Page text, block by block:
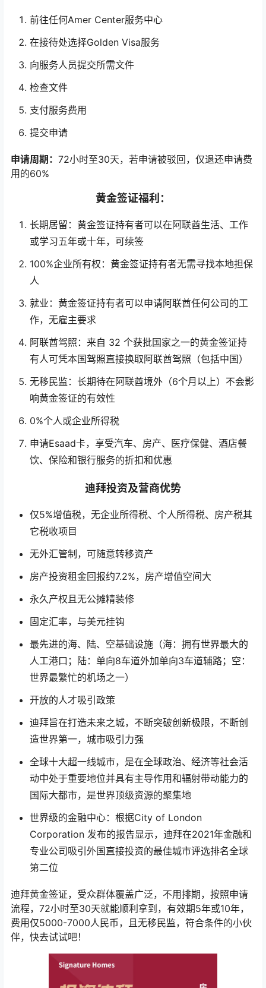
前往任何Amer Center服务中心
在接待处选择Golden Visa服务
向服务人员提交所需文件
检查文件
支付服务费用
提交申请
申请周期： 72小时至30天，若申请被驳回，仅退还申请费
用的60%
黄金签证福利：
长期居留：黄金签证持有者可以在阿联酋生活、工作
或学习五年或十年，可续签
100%企业所有权：黄金签证持有者无需寻找本地担保
人
就业：黄金签证持有者可以申请阿联酋任何公司的工
作，无雇主要求
阿联酋驾照：来自 32 个获批国家之一的黄金签证持
有人可凭本国驾照直接换取阿联酋驾照（包括中国）
无移民监：长期待在阿联酋境外（6个月以上）不会影
响黄金签证的有效性
0%个人或企业所得税
申请Esaad卡，享受汽车、房产、医疗保健、酒店餐
饮、保险和银行服务的折扣和优惠
迪拜投资及营商优势
仅5%增值税，无企业所得税、个人所得税、房产税其
它税收项目
无外汇管制，可随意转移资产
房产投资租金回报约7.2%，房产增值空间大
永久产权且无公摊精装修
固定汇率，与美元挂钩
最先进的海、陆、空基础设施（海：拥有世界最大的
人工港口；陆：单向8车道外加单向3车道辅路；空：
世界最繁忙的机场之一）
开放的人才吸引政策
迪拜旨在打造未来之城，不断突破创新极限，不断创
造世界第一，城市吸引力强
全球十大超一线城市，是在全球政治、经济等社会活
动中处于重要地位并具有主导作用和辐射带动能力的
国际大都市，是世界顶级资源的聚集地
世界级的金融中心：根据City of London
Corporation 发布的报告显示，迪拜在2021年金融和
专业公司吸引外国直接投资的最佳城市评选排名全球
第二位
迪拜黄金签证，受众群体覆盖广泛，不用排期，按照申请
流程，72小时至30天就能顺利拿到，有效期5年或10年，
费用仅5000-7000人民币，且无移民监，符合条件的小伙
伴，快去试试吧！